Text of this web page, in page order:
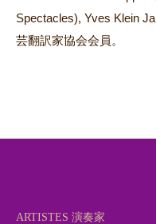
Spectacles), Yves Klein
芸翻訳家協会会員。
ARTISTES 演奏家